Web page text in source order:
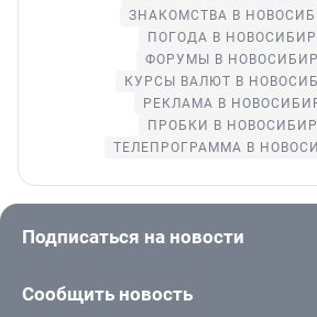
ЗНАКОМСТВА В
ПОГОДА В
ФОРУМЫ В
КУРСЫ ВАЛЮТ В
РЕКЛАМА В
ПРОБКИ В
ТЕЛЕПРОГРАММА В
Подписаться на новости
Сообщить новость